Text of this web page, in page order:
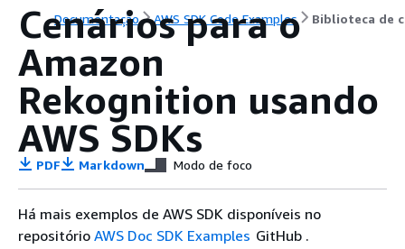
Documentação AWS SDK Code Examples Biblioteca de
Cenários para o
Amazon
Rekognition usando
AWS SDKs
PDF Markdown Modo de foco
Há mais exemplos de AWS SDK disponíveis no
repositório AWS Doc SDK Examples GitHub .